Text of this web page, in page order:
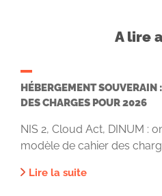
A lire
HÉBERGEMENT
DES CHARGES POUR 2026
NIS 2, Cloud Act, DINUM :
modèle de cahier des
Lire la suite